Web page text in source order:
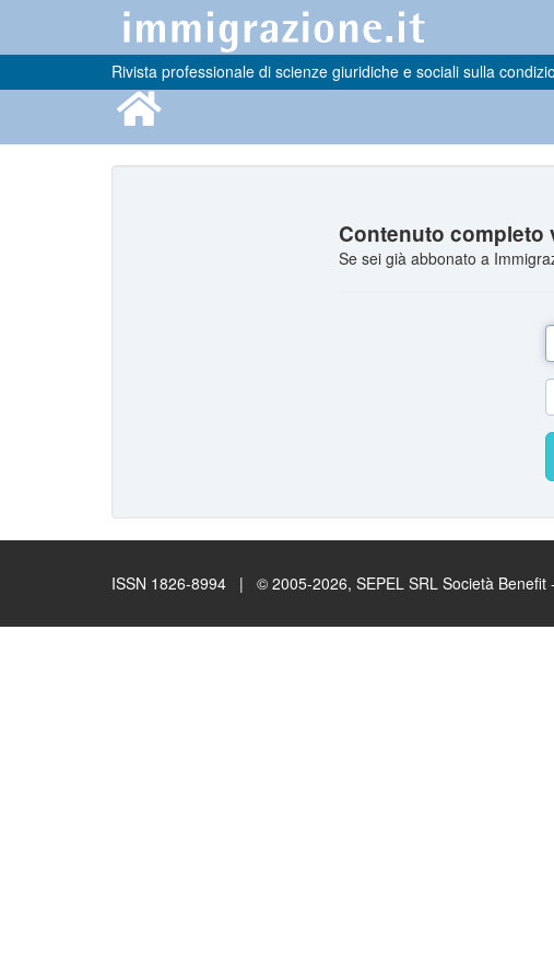
Rivista professionale di scienze giuridiche e sociali sulla
Contenuto
Se sei già abbonato a
ISSN 1826-8994 | © 2005-2026, SEPEL SRL Società Benefit